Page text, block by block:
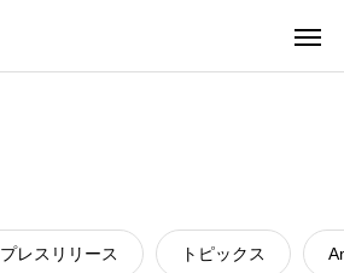
プレスリリース トピックス